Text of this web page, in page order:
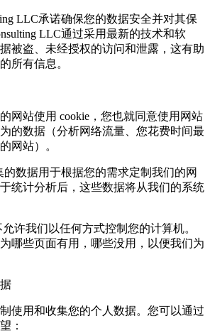
LLC承诺确保您的数据安全并对其保
LLC通过采用最新的技术和软
被盗、未经授权的访问和泄露，这有助
所有信息。
网站使用 cookie，您也就同意使用网站
的数据（分析网络流量、您花费时间最
网站）。
的数据用于根据您的需求定制我们的网
统计分析后，这些数据将从我们的系统
许我们以任何方式控制您的计算机。
哪些页面有用，哪些没用，以便我们为
使用和收集您的个人数据。您可以通过
：